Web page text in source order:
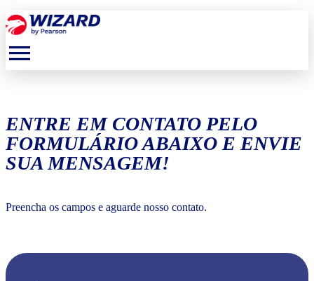
menu
ENTRE EM CONTATO PELO
FORMULÁRIO ABAIXO E ENVIE
SUA MENSAGEM!
Preencha os campos e aguarde nosso contato.